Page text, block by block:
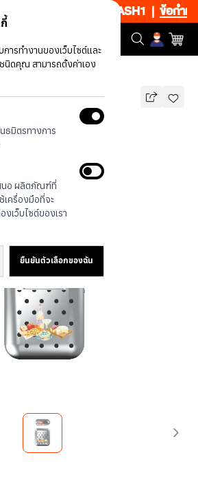
ารทำงานของเว็บไซต์และ
นิดคุณ สามารถตั้งค่าเอง
ธมิตรทางการ
สนอ ผลิตภัณฑ์ที่
เครื่องมือที่จะ
เว็บไซต์ของเรา
ยืนยันตัวเลือกของฉัน
00.00 โค้ด: CCFLASH1| ข้อกำหนด